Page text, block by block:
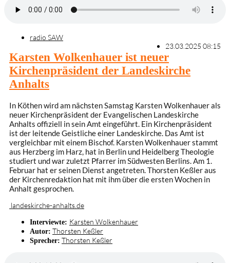
radio SAW
23.03.2025 08:15
Karsten Wolkenhauer ist neuer
Kirchenpräsident der Landeskirche
Anhalts
In Köthen wird am nächsten Samstag Karsten Wolkenhauer als
neuer Kirchenpräsident der Evangelischen Landeskirche
Anhalts offiziell in sein Amt eingeführt. Ein Kirchenpräsident
ist der leitende Geistliche einer Landeskirche. Das Amt ist
vergleichbar mit einem Bischof. Karsten Wolkenhauer stammt
aus Herzberg im Harz, hat in Berlin und Heidelberg Theologie
studiert und war zuletzt Pfarrer im Südwesten Berlins. Am 1.
Februar hat er seinen Dienst angetreten. Thorsten Keßler aus
der Kirchenredaktion hat mit ihm über die ersten Wochen in
Anhalt gesprochen.
landeskirche-anhalts.de
Interviewte: Karsten Wolkenhauer
Autor: Thorsten Keßler
Sprecher: Thorsten Keßler